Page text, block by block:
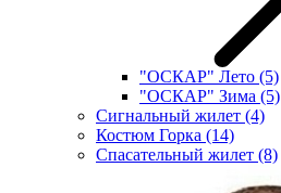
"ОСКАР" Лето (5)
"ОСКАР" Зима (5)
Сигнальный жилет (4)
Костюм Горка (14)
Спасательный жилет (8)